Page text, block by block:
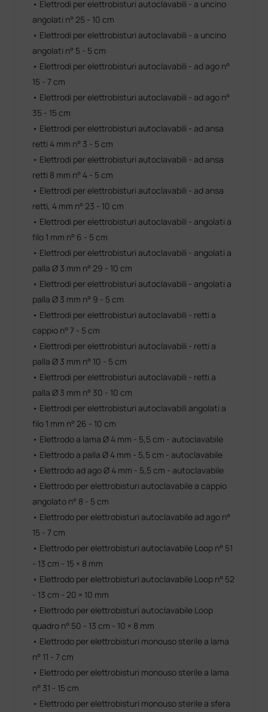
• Elettrodi per elettrobisturi autoclavabili - a uncino
angolati n° 25 - 10 cm
• Elettrodi per elettrobisturi autoclavabili - a uncino
angolati n° 5 - 5 cm
• Elettrodi per elettrobisturi autoclavabili - ad ago n°
15 - 7 cm
• Elettrodi per elettrobisturi autoclavabili - ad ago n°
35 - 15 cm
• Elettrodi per elettrobisturi autoclavabili - ad ansa
retti 4 mm n° 3 - 5 cm
• Elettrodi per elettrobisturi autoclavabili - ad ansa
retti 8 mm n° 4 - 5 cm
• Elettrodi per elettrobisturi autoclavabili - ad ansa
retti, 4 mm n° 23 - 10 cm
• Elettrodi per elettrobisturi autoclavabili - angolati a
filo 1 mm n° 6 - 5 cm
• Elettrodi per elettrobisturi autoclavabili - angolati a
palla Ø 3 mm n° 29 - 10 cm
• Elettrodi per elettrobisturi autoclavabili - angolati a
palla Ø 3 mm n° 9 - 5 cm
• Elettrodi per elettrobisturi autoclavabili - retti a
cappio n° 7 - 5 cm
• Elettrodi per elettrobisturi autoclavabili - retti a
palla Ø 3 mm n° 10 - 5 cm
• Elettrodi per elettrobisturi autoclavabili - retti a
palla Ø 3 mm n° 30 - 10 cm
• Elettrodi per elettrobisturi autoclavabili angolati a
filo 1 mm n° 26 - 10 cm
• Elettrodo a lama Ø 4 mm - 5,5 cm - autoclavabile
• Elettrodo a palla Ø 4 mm - 5,5 cm - autoclavabile
• Elettrodo ad ago Ø 4 mm - 5,5 cm - autoclavabile
• Elettrodo per elettrobisturi autoclavabile a cappio
angolato n° 8 - 5 cm
• Elettrodo per elettrobisturi autoclavabile ad ago n°
15 - 7 cm
• Elettrodo per elettrobisturi autoclavabile Loop n° 51
- 13 cm - 15 × 8 mm
• Elettrodo per elettrobisturi autoclavabile Loop n° 52
- 13 cm - 20 × 10 mm
• Elettrodo per elettrobisturi autoclavabile Loop
quadro n° 50 - 13 cm - 10 × 8 mm
• Elettrodo per elettrobisturi monouso sterile a lama
n° 11 - 7 cm
• Elettrodo per elettrobisturi monouso sterile a lama
n° 31 - 15 cm
• Elettrodo per elettrobisturi monouso sterile a sfera